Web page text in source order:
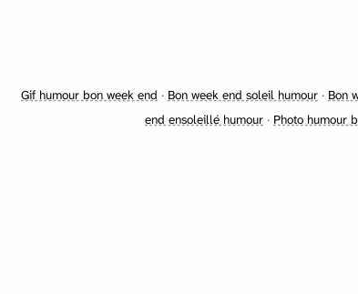
Gif humour bon week end · Bon week end soleil humour · Bon
end ensoleillé humour · Photo humour